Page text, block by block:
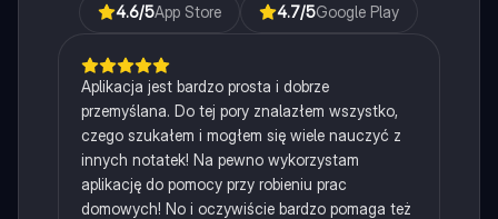
4.6/5App Store 4.7/5Google Play
Aplikacja jest bardzo prosta i dobrze
przemyślana. Do tej pory znalazłem wszystko,
czego szukałem i mogłem się wiele nauczyć z
innych notatek! Na pewno wykorzystam
aplikację do pomocy przy robieniu prac
domowych! No i oczywiście bardzo pomaga też